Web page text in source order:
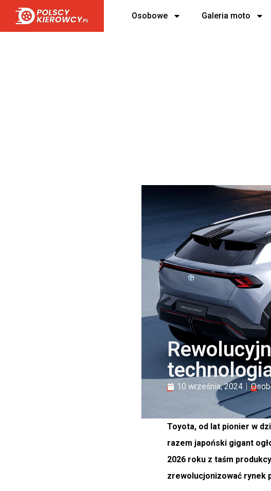
Osobowe Galeria moto
10 września, 2024
Toyota, od lat pionier w
razem japoński gigant
2026 roku z taśm
zrewolucjonizować rynek